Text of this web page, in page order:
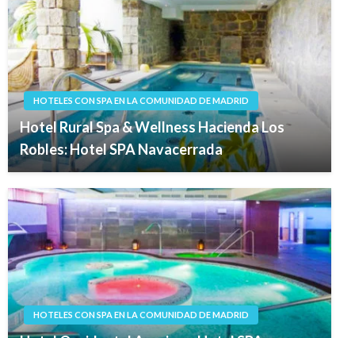
HOTELES CON SPA EN LA COMUNIDAD DE MADRID
Hotel Rural Spa & Wellness Hacienda Los
Robles: Hotel SPA Navacerrada
HOTELES CON SPA EN LA COMUNIDAD DE MADRID